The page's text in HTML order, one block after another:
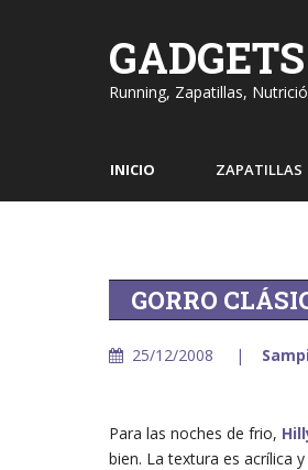
Running, Zapatillas,
INICIO ZAPATILLAS
GORRO
25/12/2008
Para las noches de frio,
bien. La textura es acrílica